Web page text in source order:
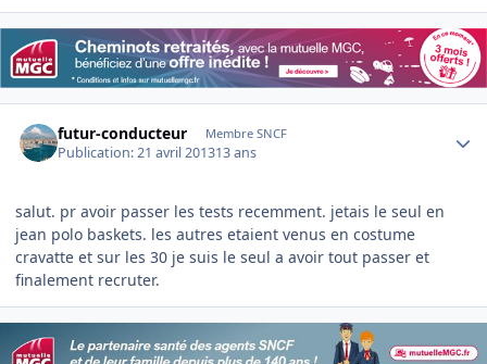
futur-conducteur Membre SNCF
Publication:21 avril 201313 ans
salut. pr avoir passer les tests recemment. jetais le seul en
jean polo baskets. les autres etaient venus en costume
cravatte et sur les 30 je suis le seul a avoir tout passer et
finalement recruter.